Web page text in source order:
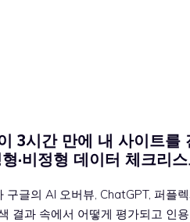
3시간 만에 내 사이트를
·비정형 데이터 체크리
구글의 AI 오버뷰, ChatGPT, 퍼플
결과 속에서 어떻게 평가되고 인